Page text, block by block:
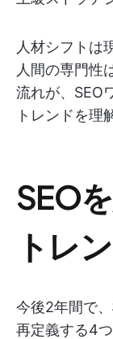
人材シフトは
人間の専門性
流れが、SEO
トレンドを理
SEO
トレ
今後2年間で
再定義する4